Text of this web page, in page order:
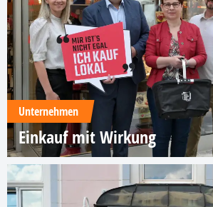
Unternehmen
Einkauf mit Wirkung